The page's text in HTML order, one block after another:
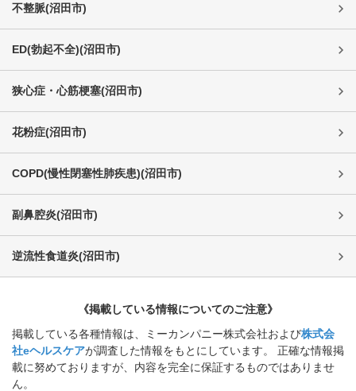
不整脈(沼田市)
ED(勃起不全)(沼田市)
狭心症・心筋梗塞(沼田市)
花粉症(沼田市)
COPD(慢性閉塞性肺疾患)(沼田市)
副鼻腔炎(沼田市)
逆流性食道炎(沼田市)
《掲載している情報についてのご注意》
掲載している各種情報は、ミーカンパニー株式会社および株式会
社eヘルスケアが調査した情報をもとにしています。 正確な情報掲
載に努めておりますが、内容を完全に保証するものではありませ
ん。